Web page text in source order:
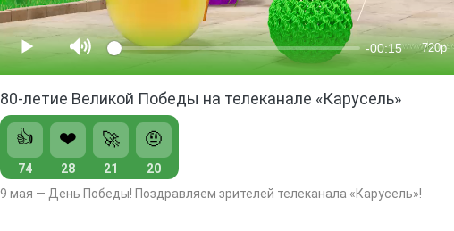
80-летие Великой Победы на телеканале «Карусель»
👍
74
❤️
28
🚀
21
🤨
20
9 мая — День Победы! Поздравляем зрителей телеканала «Карусель»!